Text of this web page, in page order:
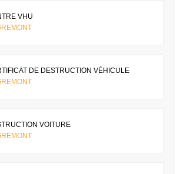
VHU
DE DESTRUCTION VÉHICULE
VOITURE